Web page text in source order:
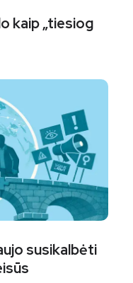
kaip „tiesiog
susikalbėti